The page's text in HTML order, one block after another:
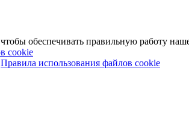
обеспечивать правильную работу
cookie
Правила использования файлов cookie